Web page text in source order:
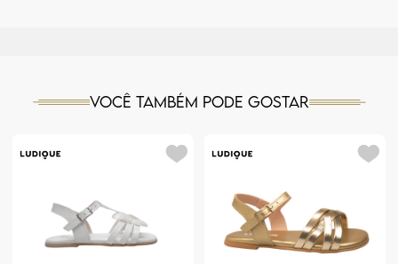
Você também pode gostar